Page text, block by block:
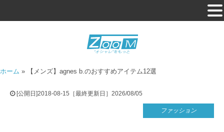
ホーム » 【メンズ】agnes b.のおすすめアイテム12選
[公開日]2018-08-15［最終更新日］2026/08/05
ファッション